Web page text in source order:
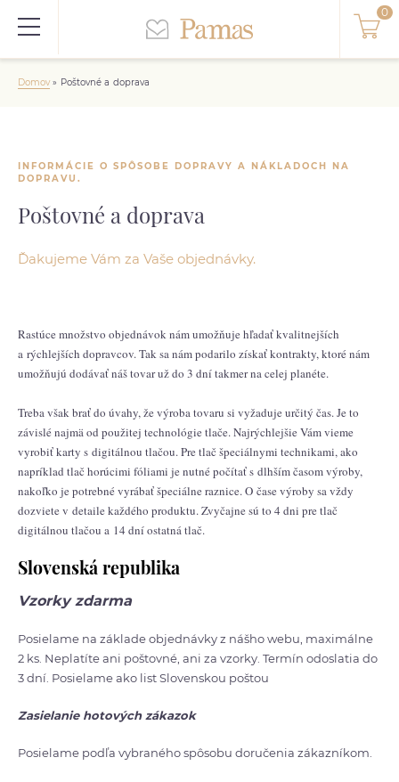
Domov» Poštovné a doprava
INFORMÁCIE O SPÔSOBE DOPRAVY A NÁKLADOCH NA
DOPRAVU.
Poštovné a doprava
Ďakujeme Vám za Vaše objednávky.
Rastúce množstvo objednávok nám umožňuje hľadať kvalitnejších
a rýchlejších dopravcov. Tak sa nám podarilo získať kontrakty, ktoré nám
umožňujú dodávať náš tovar už do 3 dní takmer na celej planéte.
Treba však brať do úvahy, že výroba tovaru si vyžaduje určitý čas. Je to
závislé najmä od použitej technológie tlače. Najrýchlejšie Vám vieme
vyrobiť karty s digitálnou tlačou. Pre tlač špeciálnymi technikami, ako
napríklad tlač horúcimi fóliami je nutné počítať s dlhším časom výroby,
nakoľko je potrebné vyrábať špeciálne raznice. O čase výroby sa vždy
dozviete v detaile každého produktu. Zvyčajne sú to 4 dni pre tlač
digitálnou tlačou a 14 dní ostatná tlač.
Slovenská republika
Vzorky zdarma
Posielame na základe objednávky z nášho webu, maximálne
2 ks. Neplatíte ani poštovné, ani za vzorky. Termín odoslatia do
3 dní. Posielame ako list Slovenskou poštou
Zasielanie hotových zákazok
Posielame podľa vybraného spôsobu doručenia zákazníkom.